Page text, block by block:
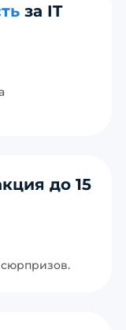
за IT
до 15